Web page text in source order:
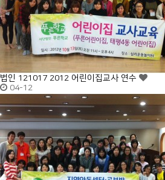
법인 121017 2012 어린이집교사 연수
04-12